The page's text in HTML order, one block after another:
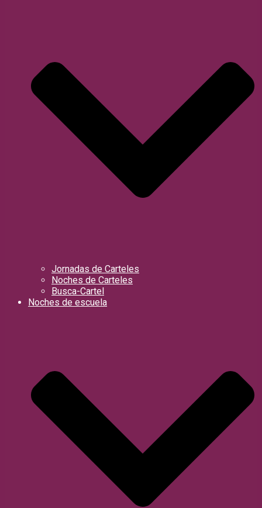
Jornadas de Carteles
Noches de Carteles
Busca-Cartel
Noches de escuela